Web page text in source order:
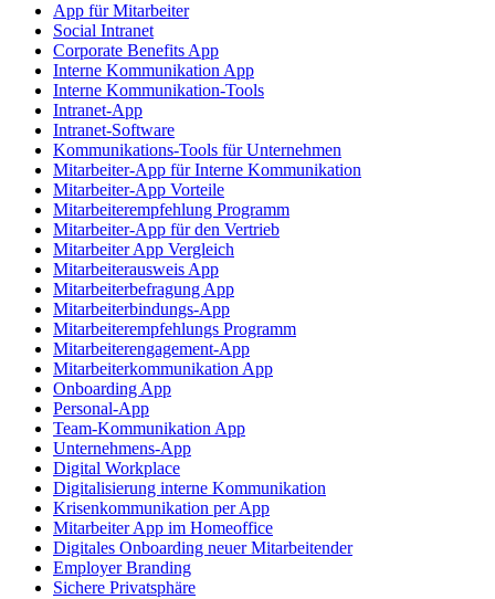
App für Mitarbeiter
Social Intranet
Corporate Benefits App
Interne Kommunikation App
Interne Kommunikation-Tools
Intranet-App
Intranet-Software
Kommunikations-Tools für Unternehmen
Mitarbeiter-App für Interne Kommunikation
Mitarbeiter-App Vorteile
Mitarbeiterempfehlung Programm
Mitarbeiter-App für den Vertrieb
Mitarbeiter App Vergleich
Mitarbeiterausweis App
Mitarbeiterbefragung App
Mitarbeiterbindungs-App
Mitarbeiterempfehlungs Programm
Mitarbeiterengagement-App
Mitarbeiterkommunikation App
Onboarding App
Personal-App
Team-Kommunikation App
Unternehmens-App
Digital Workplace
Digitalisierung interne Kommunikation
Krisenkommunikation per App
Mitarbeiter App im Homeoffice
Digitales Onboarding neuer Mitarbeitender
Employer Branding
Sichere Privatsphäre